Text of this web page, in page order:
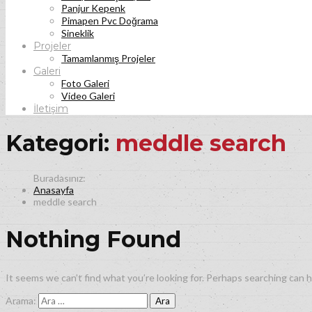
Panjur Kepenk
Pimapen Pvc Doğrama
Sineklik
Projeler
Tamamlanmış Projeler
Galeri
Foto Galeri
Video Galeri
İletişim
Kategori: meddle search
Anasayfa
meddle search
Nothing Found
It seems we can’t find what you’re looking for. Perhaps searching can
Arama: